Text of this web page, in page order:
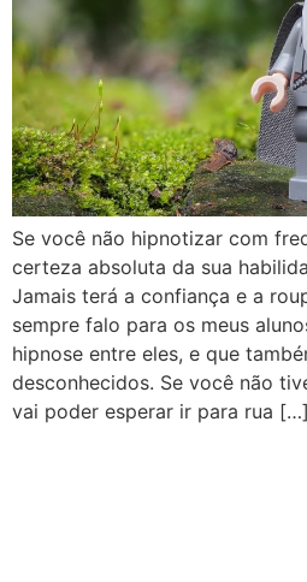
Se você não hipnotizar com
certeza absoluta da sua
Jamais terá a confiança e a
sempre falo para os meus
hipnose entre eles, e que
desconhecidos. Se você não
vai poder esperar ir para rua […]